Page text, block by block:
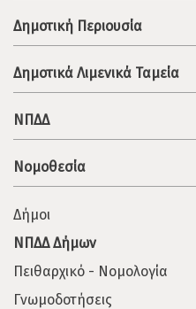
Δημοτική Περιουσία
Δημοτικά Λιμενικά Ταμεία
ΝΠΔΔ
Νομοθεσία
Δήμοι
ΝΠΔΔ Δήμων
Πειθαρχικό - Νομολογία
Γνωμοδοτήσεις